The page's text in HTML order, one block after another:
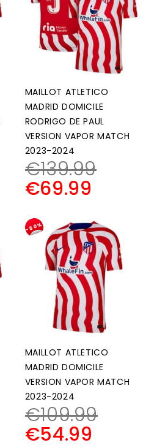
MAILLOT ATLETICO
MADRID DOMICILE
RODRIGO DE PAUL
VERSION VAPOR MATCH
2023-2024
€139.99
€69.99
-50%
MAILLOT ATLETICO
MADRID DOMICILE
VERSION VAPOR MATCH
2023-2024
€109.99
€54.99